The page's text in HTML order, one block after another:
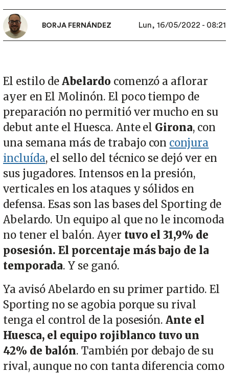
BORJA FERNÁNDEZ Lun, 16/05/2022 - 08:21
El estilo deAbelardo comenzó a aflorar
ayer en El Molinón. El poco tiempo de
preparación no permitió ver mucho en su
debut ante el Huesca. Ante el Girona, con
una semana más de trabajo con conjura
incluída, el sello del técnico se dejó ver en
sus jugadores. Intensos en la presión,
verticales en los ataques y sólidos en
defensa. Esas son las bases del Sporting de
Abelardo. Un equipo al que no le incomoda
no tener el balón. Ayer tuvo el 31,9% de
posesión. El porcentaje más bajo de la
temporada. Y se ganó.
Ya avisó Abelardo en su primer partido. El
Sporting no se agobia porque su rival
tenga el control de la posesión.Ante el
Huesca, el equipo rojiblanco tuvo un
42% de balón. También por debajo de su
rival, aunque no con tanta diferencia como